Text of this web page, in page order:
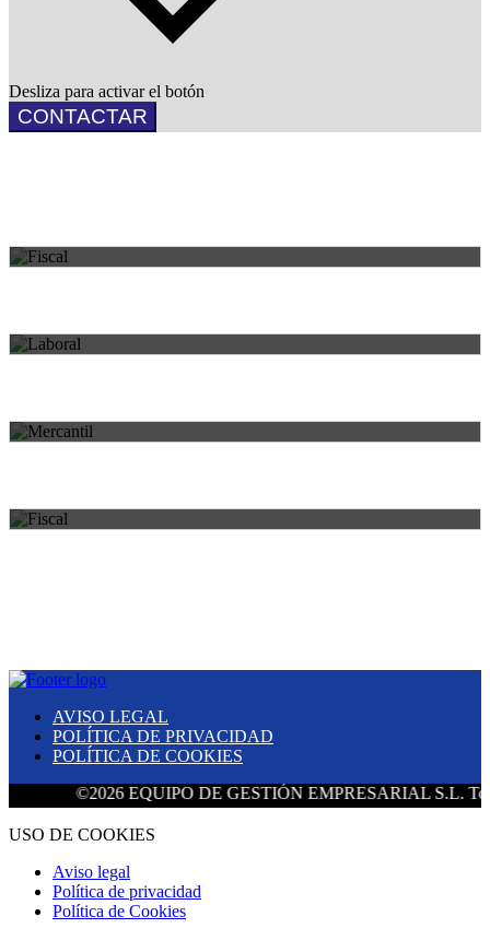
Desliza para activar el botón
CONTACTAR
Áreas de práctica
AVISO LEGAL
POLÍTICA DE PRIVACIDAD
POLÍTICA DE COOKIES
©2026 EQUIPO DE GESTIÓN EMPRESARIAL S.L. Todos
USO DE COOKIES
Aviso legal
Política de privacidad
Política de Cookies